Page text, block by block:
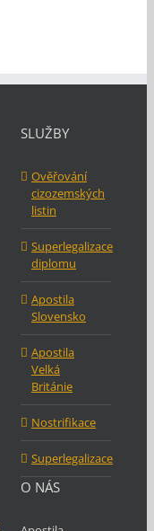
SLUŽBY
Ověřování
cizozemských
listin
Superlegalizace
diplomu
Apostila
Slovensko
Apostila
Velká
Británie
Nostrifikace
Superlegalizace
O NÁS